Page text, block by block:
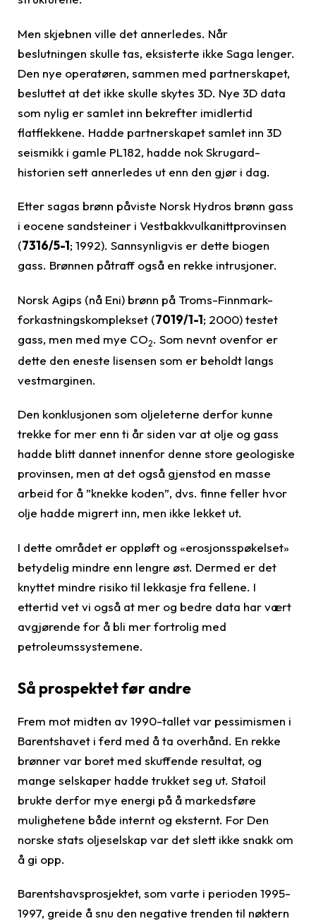
Men skjebnen ville det annerledes. Når
beslutningen skulle tas, eksisterte ikke Saga lenger.
Den nye operatøren, sammen med partnerskapet,
besluttet at det ikke skulle skytes 3D. Nye 3D data
som nylig er samlet inn bekrefter imidlertid
flatflekkene. Hadde partnerskapet samlet inn 3D
seismikk i gamle PL182, hadde nok Skrugard-
historien sett annerledes ut enn den gjør i dag.
Etter sagas brønn påviste Norsk Hydros brønn gass
i eocene sandsteiner i Vestbakkvulkanittprovinsen
(7316/5-1; 1992). Sannsynligvis er dette biogen
gass. Brønnen påtraff også en rekke intrusjoner.
Norsk Agips (nå Eni) brønn på Troms-Finnmark-
forkastningskomplekset (7019/1-1; 2000) testet
gass, men med mye CO2. Som nevnt ovenfor er
dette den eneste lisensen som er beholdt langs
vestmarginen.
Den konklusjonen som oljeleterne derfor kunne
trekke for mer enn ti år siden var at olje og gass
hadde blitt dannet innenfor denne store geologiske
provinsen, men at det også gjenstod en masse
arbeid for å ”knekke koden”, dvs. finne feller hvor
olje hadde migrert inn, men ikke lekket ut.
I dette området er oppløft og «erosjonsspøkelset»
betydelig mindre enn lengre øst. Dermed er det
knyttet mindre risiko til lekkasje fra fellene. I
ettertid vet vi også at mer og bedre data har vært
avgjørende for å bli mer fortrolig med
petroleumssystemene.
Så prospektet før andre
Frem mot midten av 1990-tallet var pessimismen i
Barentshavet i ferd med å ta overhånd. En rekke
brønner var boret med skuffende resultat, og
mange selskaper hadde trukket seg ut. Statoil
brukte derfor mye energi på å markedsføre
mulighetene både internt og eksternt. For Den
norske stats oljeselskap var det slett ikke snakk om
å gi opp.
Barentshavsprosjektet, som varte i perioden 1995-
1997, greide å snu den negative trenden til nøktern